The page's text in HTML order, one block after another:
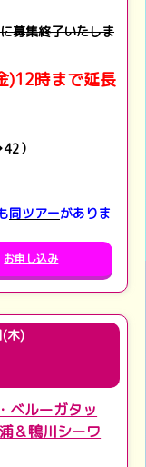
募集終了いたしま
時まで延長
）
同ツアーがありま
お申し込み
木)
ベルーガタッ
＆鴨川シーワ